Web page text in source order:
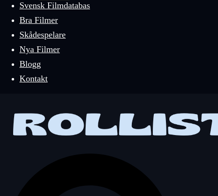
Svensk Filmdatabas
Bra Filmer
Skådespelare
Nya Filmer
Blogg
Kontakt